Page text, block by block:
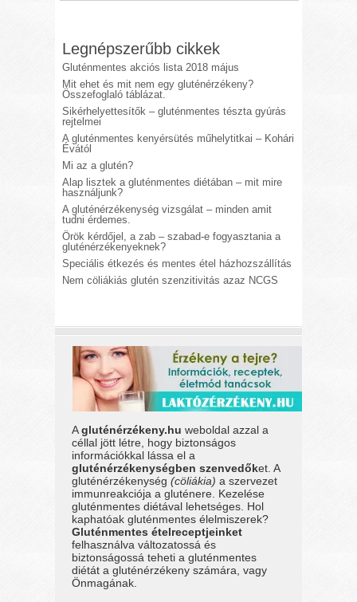
Legnépszerűbb cikkek
Gluténmentes akciós lista 2018 május
Mit ehet és mit nem egy gluténérzékeny?
Összefoglaló táblázat.
Sikérhelyettesítők – gluténmentes tészta gyúrás
rejtelmei
A gluténmentes kenyérsütés műhelytitkai – Kohári
Évától
Mi az a glutén?
Alap lisztek a gluténmentes diétában – mit mire
használjunk?
A gluténérzékenység vizsgálat – minden amit
tudni érdemes.
Örök kérdőjel, a zab – szabad-e fogyasztania a
gluténérzékenyeknek?
Speciális étkezés és mentes étel házhozszállítás
Nem cöliákiás glutén szenzitivitás azaz NCGS
Agluténérzékeny.hu weboldal azzal a
céllal jött létre, hogy biztonságos
információkkal lássa el a
gluténérzékenységben szenvedőket. A
gluténérzékenység(cöliákia) a szervezet
immunreakciója a gluténere. Kezelése
gluténmentes diétával lehetséges. Hol
kaphatóak gluténmentes élelmiszerek?
Gluténmentes ételreceptjeinket
felhasználva változatossá és
biztonságossá teheti a gluténmentes
diétát a gluténérzékeny számára, vagy
Önmagának.